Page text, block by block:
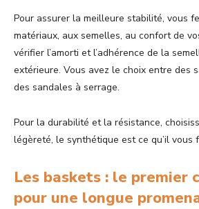
Pour assurer la meilleure stabilité, vous
matériaux, aux semelles, au confort de
vérifier l’amorti et l’adhérence de la
extérieure. Vous avez le choix entre des
des sandales à serrage.
Pour la durabilité et la résistance,
légèreté, le synthétique est ce qu’il vous
Les baskets : le premier
pour une longue